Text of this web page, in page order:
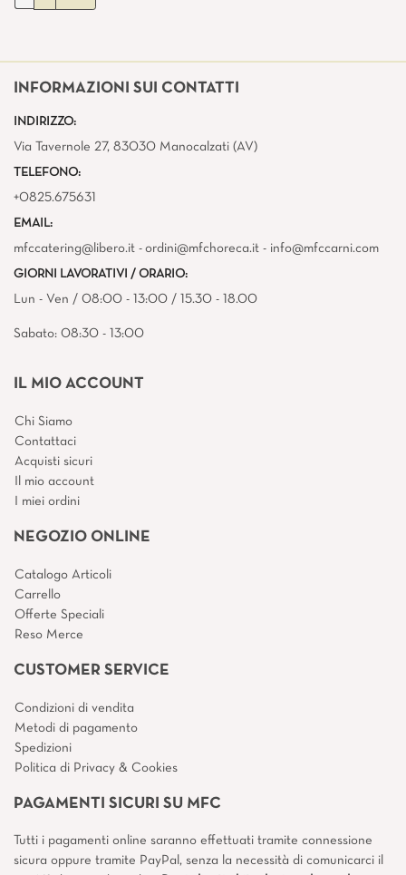
INFORMAZIONI SUI CONTATTI
INDIRIZZO:
Via Tavernole 27, 83030 Manocalzati (AV)
TELEFONO:
+0825.675631
EMAIL:
mfccatering@libero.it - ordini@mfchoreca.it - info@mfccarni.com
GIORNI LAVORATIVI / ORARIO:
Lun - Ven / 08:00 - 13:00 / 15.30 - 18.00
Sabato: 08:30 - 13:00
IL MIO ACCOUNT
Chi Siamo
Contattaci
Acquisti sicuri
Il mio account
I miei ordini
NEGOZIO ONLINE
Catalogo Articoli
Carrello
Offerte Speciali
Reso Merce
CUSTOMER SERVICE
Condizioni di vendita
Metodi di pagamento
Spedizioni
Politica di Privacy & Cookies
PAGAMENTI SICURI SU MFC
Tutti i pagamenti online saranno effettuati tramite connessione
sicura oppure tramite PayPal, senza la necessità di comunicarci il